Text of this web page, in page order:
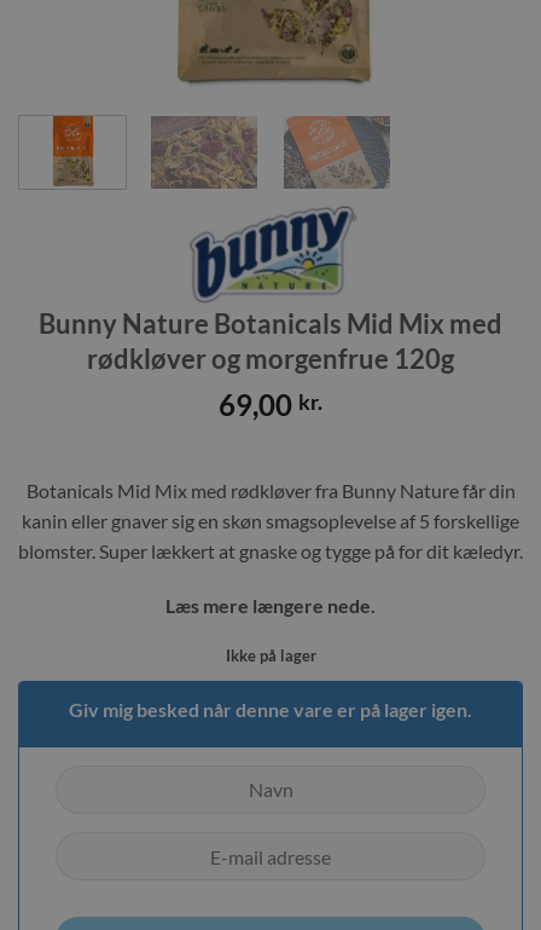
Bunny Nature Botanicals Mid Mix med
rødkløver og morgenfrue 120g
69,00 kr.
Botanicals Mid Mix med rødkløver fra Bunny Nature får din
kanin eller gnaver sig en skøn smagsoplevelse af 5 forskellige
blomster. Super lækkert at gnaske og tygge på for dit kæledyr.
Læs mere længere nede.
Ikke på lager
Giv mig besked når denne vare er på lager igen.